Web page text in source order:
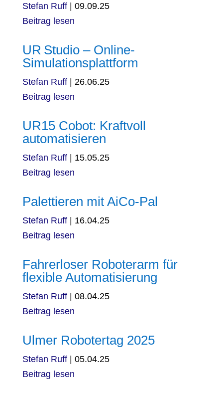
Stefan Ruff
09.09.25
Beitrag lesen
UR Studio – Online-
Simulationsplattform
Stefan Ruff
26.06.25
Beitrag lesen
UR15 Cobot: Kraftvoll
automatisieren
Stefan Ruff
15.05.25
Beitrag lesen
Palettieren mit AiCo-Pal
Stefan Ruff
16.04.25
Beitrag lesen
Fahrerloser Roboterarm für
flexible Automatisierung
Stefan Ruff
08.04.25
Beitrag lesen
Ulmer Robotertag 2025
Stefan Ruff
05.04.25
Beitrag lesen